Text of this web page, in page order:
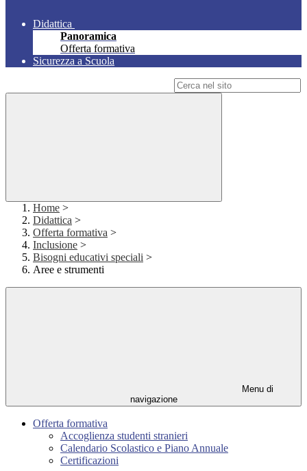
Didattica
Panoramica
Offerta formativa
Sicurezza a Scuola
Home >
Didattica >
Offerta formativa >
Inclusione >
Bisogni educativi speciali >
Aree e strumenti
Menu di
navigazione
Offerta formativa
Accoglienza studenti stranieri
Calendario Scolastico e Piano Annuale
Certificazioni